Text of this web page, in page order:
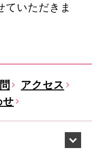
ていただきま
アクセス
せ